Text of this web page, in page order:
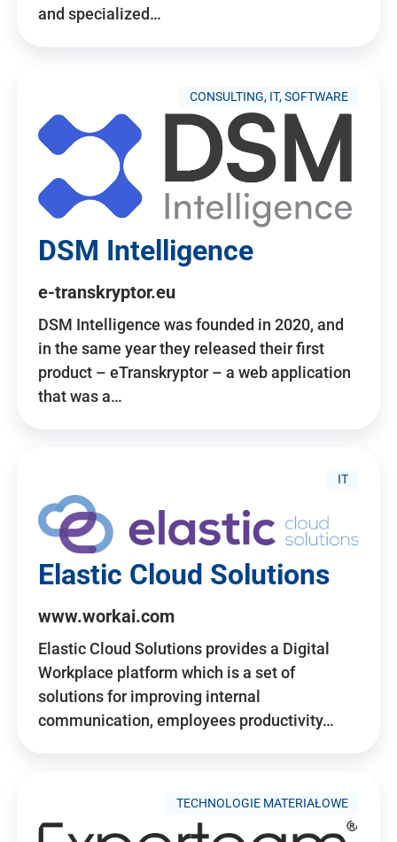
and specialized…
CONSULTING, IT, SOFTWARE
DSM Intelligence
e-transkryptor.eu
DSM Intelligence was founded in 2020, and
in the same year they released their first
product – eTranskryptor – a web application
that was a…
IT
Elastic Cloud Solutions
www.workai.com
Elastic Cloud Solutions provides a Digital
Workplace platform which is a set of
solutions for improving internal
communication, employees productivity…
TECHNOLOGIE MATERIAŁOWE